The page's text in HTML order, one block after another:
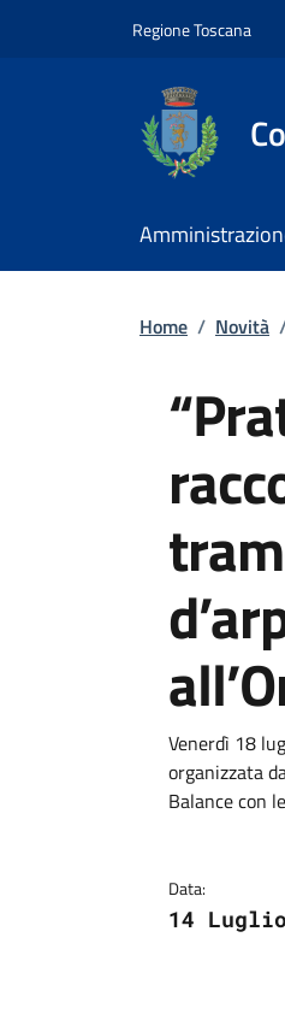
Regione Toscana
Home / Novità
Descrizione
Venerdì 18
organizzata
Balance con
Data:
14